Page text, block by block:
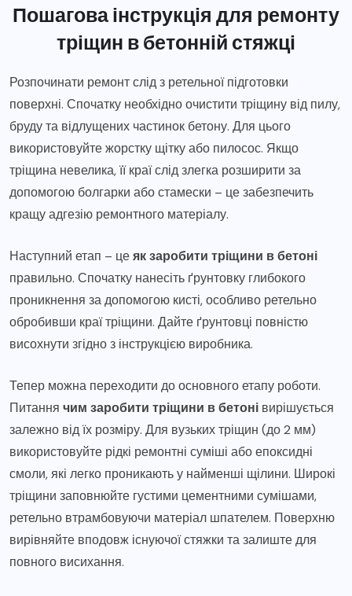
Пошагова інструкція для ремонту
тріщин в бетонній стяжці
Розпочинати ремонт слід з ретельної підготовки
поверхні. Спочатку необхідно очистити тріщину від пилу,
бруду та відлущених частинок бетону. Для цього
використовуйте жорстку щітку або пилосос. Якщо
тріщина невелика, її краї слід злегка розширити за
допомогою болгарки або стамески – це забезпечить
кращу адгезію ремонтного матеріалу.
Наступний етап – цеяк заробити тріщини в бетоні
правильно. Спочатку нанесіть ґрунтовку глибокого
проникнення за допомогою кисті, особливо ретельно
обробивши краї тріщини. Дайте ґрунтовці повністю
висохнути згідно з інструкцією виробника.
Тепер можна переходити до основного етапу роботи.
Питання чим заробити тріщини в бетоні вирішується
залежно від їх розміру. Для вузьких тріщин (до 2 мм)
використовуйте рідкі ремонтні суміші або епоксидні
смоли, які легко проникають у найменші щілини. Широкі
тріщини заповнюйте густими цементними сумішами,
ретельно втрамбовуючи матеріал шпателем. Поверхню
вирівняйте вподовж існуючої стяжки та залиште для
повного висихання.